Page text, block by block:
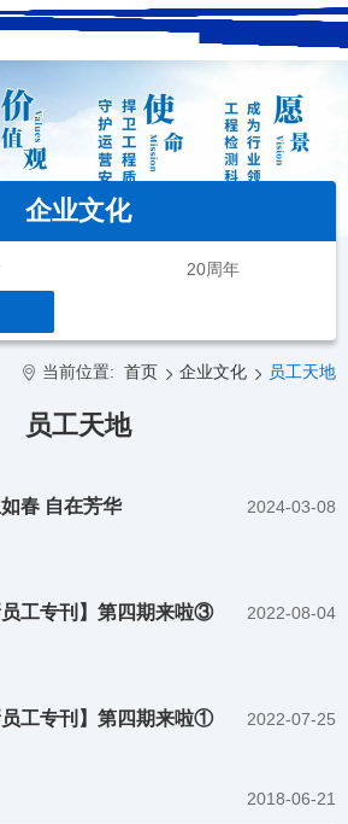
企业文化
20周年
员工天地
当前位置: 首页 企业文化 员工天地
春 自在芳华 2024-03-08
员工专刊】第四期来啦③ 2022-08-04
员工专刊】第四期来啦① 2022-07-25
2018-06-21